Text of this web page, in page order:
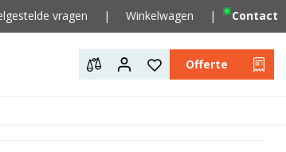
vragen | Winkelwagen | Contact
Offerte